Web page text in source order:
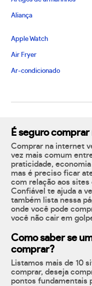
Aliança
Apple Watch
Air Fryer
Ar-condicionado
É seguro
Comprar na internet
vez mais comum
praticidade,
mas é preciso ficar
com relação aos
Confiável te ajuda a
também lista nessa
onde você pode
você não cair em
Como saber se
comprar?
Listamos mais de 10
comprar, deseja
pontos fundamentais